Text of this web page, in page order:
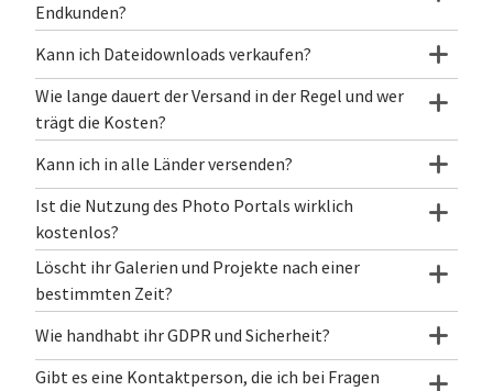
Endkunden?
Kann ich Dateidownloads verkaufen?
Wie lange dauert der Versand in der Regel und wer
trägt die Kosten?
Kann ich in alle Länder versenden?
Ist die Nutzung des Photo Portals wirklich
kostenlos?
Löscht ihr Galerien und Projekte nach einer
bestimmten Zeit?
Wie handhabt ihr GDPR und Sicherheit?
Gibt es eine Kontaktperson, die ich bei Fragen